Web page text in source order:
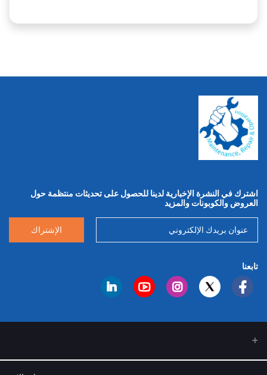
اشترك في النشرة الإخبارية لدينا للحصول على تحديثات منتظمة حول
العروض والكوبونات والمزيد
الإشتراك
تابعنا